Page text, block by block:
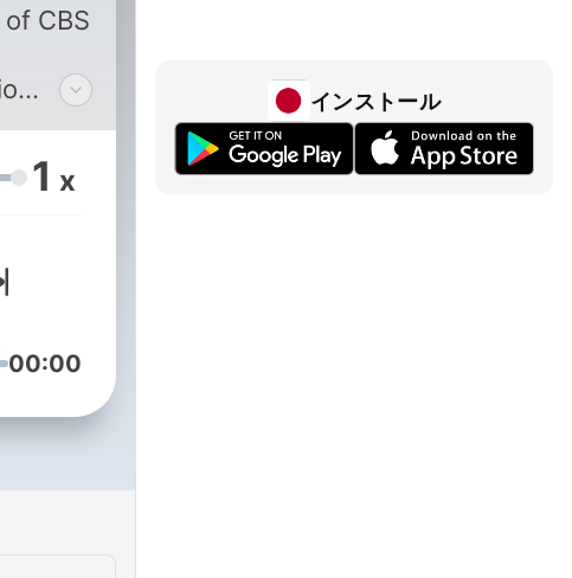
CBS
Find
at
Ad-
1 x
00:00
インストール